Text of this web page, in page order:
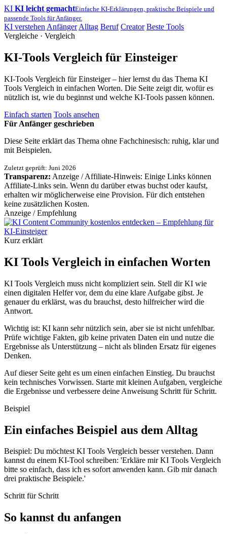
KI KI leicht gemachtEinfache KI-Erklärungen, praktische Beispiele und
passende Tools für Anfänger.
KI verstehen Anfänger Alltag Beruf Creator Beste Tools
Vergleiche · Vergleich
KI-Tools Vergleich für Einsteiger
KI-Tools Vergleich für Einsteiger – hier lernst du das Thema KI
Tools Vergleich in einfachen Worten. Die Seite zeigt dir, wofür es
nützlich ist, wie du beginnst und welche KI-Tools passen können.
Einfach starten Tools ansehen
Für Anfänger geschrieben
Diese Seite erklärt das Thema ohne Fachchinesisch: ruhig, klar und
mit Beispielen.
Zuletzt geprüft: Juni 2026
Transparenz: Anzeige / Affiliate-Hinweis: Einige Links können
Affiliate-Links sein. Wenn du darüber etwas buchst oder kaufst,
erhalten wir möglicherweise eine Provision. Für dich entstehen
keine zusätzlichen Kosten.
Anzeige / Empfehlung
Kurz erklärt
KI Tools Vergleich in einfachen Worten
KI Tools Vergleich muss nicht kompliziert sein. Stell dir KI wie
einen digitalen Helfer vor, dem du eine klare Aufgabe gibst. Je
genauer du erklärst, was du brauchst, desto hilfreicher wird die
Antwort.
Wichtig ist: KI kann sehr nützlich sein, aber sie ist nicht unfehlbar.
Prüfe wichtige Fakten, gib keine privaten Daten ein und nutze die
Ergebnisse als Unterstützung – nicht als blinden Ersatz für eigenes
Denken.
Auf dieser Seite geht es um einen einfachen Einstieg. Du brauchst
kein technisches Vorwissen. Starte mit kleinen Aufgaben, vergleiche
die Ergebnisse und verbessere deine Anweisung Schritt für Schritt.
Beispiel
Ein einfaches Beispiel aus dem Alltag
Beispiel: Du möchtest KI Tools Vergleich besser verstehen. Dann
kannst du einem KI-Tool schreiben: 'Erkläre mir KI Tools Vergleich
bitte so einfach, dass ich es sofort anwenden kann. Gib mir danach
drei praktische Beispiele.'
Schritt für Schritt
So kannst du anfangen